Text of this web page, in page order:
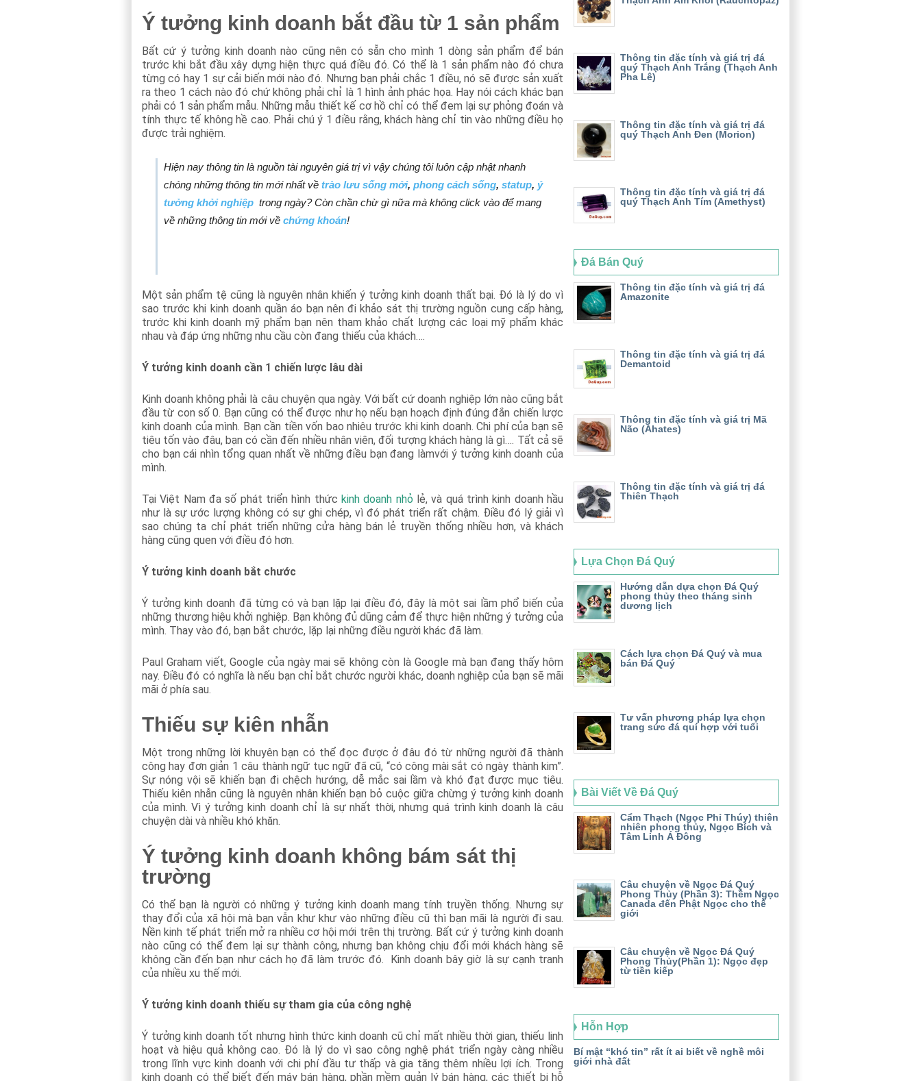
Ý tưởng kinh doanh bắt đầu từ 1 sản phẩm
Bất cứ ý tưởng kinh doanh nào cũng nên có sẵn cho mình 1 dòng sản phẩm để bán
trước khi bắt đầu xây dựng hiện thực quá điều đó. Có thể là 1 sản phẩm nào đó chưa
từng có hay 1 sự cải biến mới nào đó. Nhưng bạn phải chắc 1 điều, nó sẽ được sản xuất
ra theo 1 cách nào đó chứ không phải chỉ là 1 hình ảnh phác họa. Hay nói cách khác bạn
phải có 1 sản phẩm mẫu. Những mẫu thiết kế cơ hồ chỉ có thể đem lại sự phỏng đoán và
tính thực tế không hề cao. Phải chú ý 1 điều rằng, khách hàng chỉ tin vào những điều họ
được trải nghiệm.
Hiện nay thông tin là nguồn tài nguyên giá trị vì vậy chúng tôi luôn cập nhật nhanh
chóng những thông tin mới nhất về trào lưu sống mới, phong cách sống, statup, ý
tưởng khởi nghiệp trong ngày? Còn chần chừ gì nữa mà không click vào để mang
về những thông tin mới về chứng khoán!
Một sản phẩm tệ cũng là nguyên nhân khiến ý tưởng kinh doanh thất bại. Đó là lý do vì
sao trước khi kinh doanh quần áo bạn nên đi khảo sát thị trường nguồn cung cấp hàng,
trước khi kinh doanh mỹ phẩm bạn nên tham khảo chất lượng các loại mỹ phẩm khác
nhau và đáp ứng những nhu cầu còn đang thiếu của khách….
Ý tưởng kinh doanh cần 1 chiến lược lâu dài
Kinh doanh không phải là câu chuyện qua ngày. Với bất cứ doanh nghiệp lớn nào cũng bắt
đầu từ con số 0. Bạn cũng có thể được như họ nếu bạn hoạch định đúng đắn chiến lược
kinh doanh của mình. Bạn cần tiền vốn bao nhiêu trước khi kinh doanh. Chi phí của bạn sẽ
tiêu tốn vào đâu, bạn có cần đến nhiều nhân viên, đối tượng khách hàng là gì…. Tất cả sẽ
cho bạn cái nhìn tổng quan nhất về những điều bạn đang làmvới ý tưởng kinh doanh của
mình.
Tại Việt Nam đa số phát triển hình thức kinh doanh nhỏ lẻ, và quá trình kinh doanh hầu
như là sự ước lượng không có sự ghi chép, vì đó phát triển rất chậm. Điều đó lý giải vì
sao chúng ta chỉ phát triển những cửa hàng bán lẻ truyền thống nhiều hơn, và khách
hàng cũng quen với điều đó hơn.
Ý tưởng kinh doanh bắt chước
Ý tưởng kinh doanh đã từng có và bạn lặp lại điều đó, đây là một sai lầm phổ biến của
những thương hiệu khởi nghiệp. Bạn không đủ dũng cảm để thực hiện những ý tưởng của
mình. Thay vào đó, bạn bắt chước, lặp lại những điều người khác đã làm.
Paul Graham viết, Google của ngày mai sẽ không còn là Google mà bạn đang thấy hôm
nay. Điều đó có nghĩa là nếu bạn chỉ bắt chước người khác, doanh nghiệp của bạn sẽ mãi
mãi ở phía sau.
Thiếu sự kiên nhẫn
Một trong những lời khuyên bạn có thể đọc được ở đâu đó từ những người đã thành
công hay đơn giản 1 câu thành ngữ tục ngữ đã cũ, “có công mài sắt có ngày thành kim”.
Sự nóng vội sẽ khiến bạn đi chệch hướng, dễ mắc sai lầm và khó đạt được mục tiêu.
Thiếu kiên nhẫn cũng là nguyên nhân khiến bạn bỏ cuộc giữa chừng ý tưởng kinh doanh
của mình. Vì ý tưởng kinh doanh chỉ là sự nhất thời, nhưng quá trình kinh doanh là câu
chuyện dài và nhiều khó khăn.
Ý tưởng kinh doanh không bám sát thị
trường
Có thể bạn là người có những ý tưởng kinh doanh mang tính truyền thống. Nhưng sự
thay đổi của xã hội mà bạn vẫn khư khư vào những điều cũ thì bạn mãi là người đi sau.
Nền kinh tế phát triển mở ra nhiều cơ hội mới trên thị trường. Bất cứ ý tưởng kinh doanh
nào cũng có thể đem lại sự thành công, nhưng bạn không chịu đổi mới khách hàng sẽ
không cần đến bạn như cách họ đã làm trước đó. Kinh doanh bây giờ là sự cạnh tranh
của nhiều xu thế mới.
Ý tưởng kinh doanh thiếu sự tham gia của công nghệ
Ý tưởng kinh doanh tốt nhưng hình thức kinh doanh cũ chỉ mất nhiều thời gian, thiếu linh
hoạt và hiệu quả không cao. Đó là lý do vì sao công nghệ phát triển ngày càng nhiều
trong lĩnh vực kinh doanh với chi phí đầu tư thấp và gia tăng thêm nhiều lợi ích. Trong
kinh doanh có thể biết đến máy bán hàng, phần mềm quản lý bán hàng, các thiết bị hỗ
Thông tin đặc tính và giá trị đá
quý Thạch Anh Trắng (Thạch Anh
Pha Lê)
Thông tin đặc tính và giá trị đá
quý Thạch Anh Đen (Morion)
Thông tin đặc tính và giá trị đá
quý Thạch Anh Tím (Amethyst)
Đá Bán Quý
Thông tin đặc tính và giá trị đá
Amazonite
Thông tin đặc tính và giá trị đá
Demantoid
Thông tin đặc tính và giá trị Mã
Não (Ahates)
Thông tin đặc tính và giá trị đá
Thiên Thạch
Lựa Chọn Đá Quý
Hướng dẫn dựa chọn Đá Quý
phong thủy theo tháng sinh
dương lịch
Cách lựa chọn Đá Quý và mua
bán Đá Quý
Tư vấn phương pháp lựa chọn
trang sức đá quí hợp với tuổi
Bài Viết Về Đá Quý
Cẩm Thạch (Ngọc Phỉ Thúy) thiên
nhiên phong thủy, Ngọc Bích và
Tâm Linh Á Đông
Câu chuyện về Ngọc Đá Quý
Phong Thủy (Phần 3): Thềm Ngọc
Canada đến Phật Ngọc cho thế
giới
Câu chuyện về Ngọc Đá Quý
Phong Thủy(Phần 1): Ngọc đẹp
từ tiền kiếp
Hỗn Hợp
Bí mật “khó tin” rất ít ai biết về nghề môi
giới nhà đất